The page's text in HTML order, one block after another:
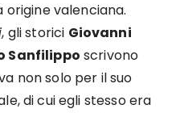
origine valenciana.
, gli storici Giovanni
Sanfilippo scrivono
non solo per il suo
di cui egli stesso era